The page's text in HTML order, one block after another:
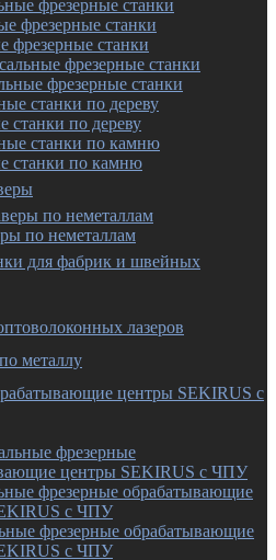
фрезерные станки
фрезерные станки
фрезерные станки
станки по дереву
станки по камню
по неметаллам
для фабрик и швейных
лазеров
металлу
центры SEKIRUS с
фрезерные обрабатывающие
с ЧПУ